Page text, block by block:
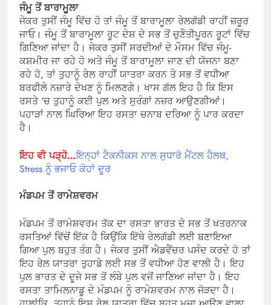
ਜੰਮੂ ਤੋਂ ਬਾਰਾਮੂਲਾ
ਜੇਕਰ ਤੁਸੀਂ ਜੰਮੂ ਵਿੱਚ ਹੋ ਤਾਂ ਜੰਮੂ ਤੋਂ ਬਾਰਾਮੂਲਾ ਰੇਲਗੱਡੀ ਰਾਹੀਂ ਜ਼ਰੂਰ
ਜਾਓ। ਜੰਮੂ ਤੋਂ ਬਾਰਾਮੂਲਾ ਰੂਟ ਦੇਸ਼ ਦੇ ਸਭ ਤੋਂ ਚੁਣੌਤੀਪੂਰਨ ਰੂਟਾਂ ਵਿੱਚ
ਗਿਣਿਆ ਜਾਂਦਾ ਹੈ। ਜੇਕਰ ਤੁਸੀਂ ਸਰਦੀਆਂ ਦੇ ਮੌਸਮ ਵਿੱਚ ਜੰਮੂ-
ਕਸ਼ਮੀਰ ਜਾ ਰਹੇ ਹੋ ਅਤੇ ਜੰਮੂ ਤੋਂ ਬਾਰਾਮੂਲਾ ਜਾਣ ਦੀ ਯੋਜਨਾ ਬਣਾ
ਰਹੇ ਹੋ, ਤਾਂ ਤੁਹਾਨੂੰ ਰੇਲ ਰਾਹੀਂ ਯਾਤਰਾ ਕਰਨ ਤੇ ਸਭ ਤੋਂ ਵਧੀਆ
ਬਰਫੀਲੇ ਨਜ਼ਾਰੇ ਦੇਖਣ ਨੂੰ ਮਿਲਣਗੇ। ਖਾਸ ਗੱਲ ਇਹ ਹੈ ਕਿ ਇਸ
ਰਸਤੇ ‘ਚ ਤੁਹਾਨੂੰ ਕਈ ਪੁਲ ਅਤੇ ਸੁਰੰਗਾਂ ਨਜ਼ਰ ਆਉਣਗੀਆਂ।
ਪਹਾੜਾਂ ਨਾਲ ਘਿਰਿਆ ਇਹ ਰਸਤਾ ਚਨਾਬ ਦਰਿਆ ਨੂੰ ਪਾਰ ਕਰਦਾ
ਹੈ।
ਇਹ ਵੀ ਪੜ੍ਹੋ…ਇਨ੍ਹਾਂ ਟੈਕਨੀਕਸ ਨਾਲ ਸੁਧਾਰੋ ਮੈਂਟਲ ਹੈਲਥ,
Stress ਨੂੰ ਭਜਾਓ ਕੋਹਾਂ ਦੂਰ
ਮੰਡਪਮ ਤੋਂ ਰਾਮੇਸ਼ਵਰਮ
ਮੰਡਪਮ ਤੋਂ ਰਾਮੇਸ਼ਵਰਮ ਤੱਕ ਦਾ ਰਸਤਾ ਭਾਰਤ ਦੇ ਸਭ ਤੋਂ ਖਤਰਨਾਕ
ਰਸਤਿਆਂ ਵਿੱਚੋਂ ਇੱਕ ਹੈ ਕਿਉਂਕਿ ਇੱਥੇ ਰੇਲਗੱਡੀ ਲਈ ਬਣਾਇਆ
ਗਿਆ ਪੁਲ ਬਹੁਤ ਤੰਗ ਹੈ। ਜੇਕਰ ਤੁਸੀਂ ਐਡਵੈਂਚਰ ਪਸੰਦ ਕਰਦੇ ਹੋ ਤਾਂ
ਇਹ ਰੇਲ ਯਾਤਰਾ ਤੁਹਾਡੇ ਲਈ ਸਭ ਤੋਂ ਵਧੀਆ ਹੋਣ ਵਾਲੀ ਹੈ। ਇਹ
ਪੁਲ ਭਾਰਤ ਦੇ ਦੂਜੇ ਸਭ ਤੋਂ ਲੰਬੇ ਪੁਲ ਵਜੋਂ ਜਾਣਿਆ ਜਾਂਦਾ ਹੈ। ਇਹ
ਰਸਤਾ ਤਾਮਿਲਨਾਡੂ ਦੇ ਮੰਡਪਮ ਨੂੰ ਰਾਮੇਸ਼ਵਰਮ ਨਾਲ ਜੋੜਦਾ ਹੈ।